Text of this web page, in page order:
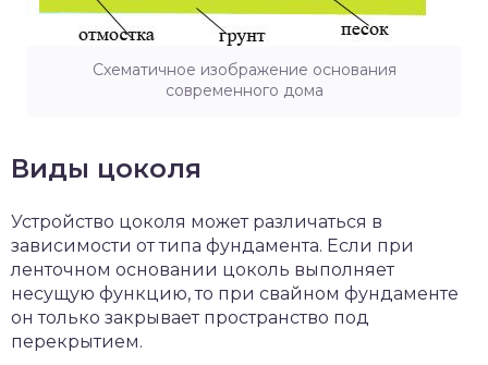
Схематичное изображение основания
современного дома
Виды цоколя
Устройство цоколя может различаться в
зависимости от типа фундамента. Если при
ленточном основании цоколь выполняет
несущую функцию, то при свайном фундаменте
он только закрывает пространство под
перекрытием.